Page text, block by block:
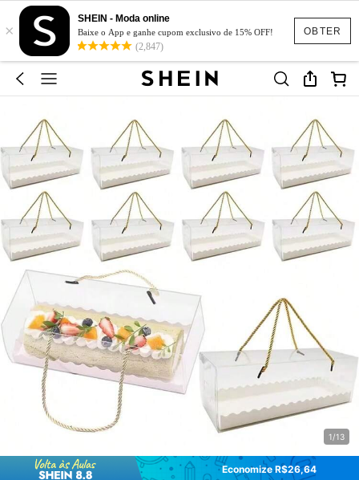
OBTER
×
SHEIN - Moda online
Baixe o App e ganhe cupom exclusivo de 15% OFF!
(2,847)
1/13
Economize R$26,64